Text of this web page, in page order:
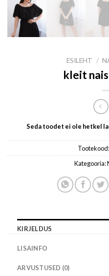
ESILEHT /
kleit
Seda toodet ei ole hetkel
Tootekood:
Kategooria:
KIRJELDUS
LISAINFO
ARVUSTUSED (0)